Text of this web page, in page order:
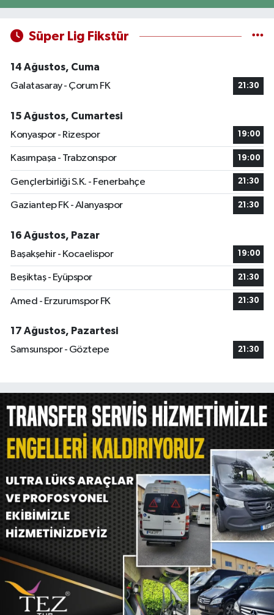
Süper Lig Fikstür
14 Ağustos, Cuma
Galatasaray - Çorum FK
21:30
15 Ağustos, Cumartesi
Konyaspor - Rizespor
19:00
Kasımpaşa - Trabzonspor 19:00
Gençlerbirliği S.K. - Fenerbahçe 21:30
Gaziantep FK - Alanyaspor 21:30
16 Ağustos, Pazar
Başakşehir - Kocaelispor
19:00
Beşiktaş - Eyüpspor 21:30
Amed - Erzurumspor FK 21:30
17 Ağustos, Pazartesi
Samsunspor - Göztepe
21:30